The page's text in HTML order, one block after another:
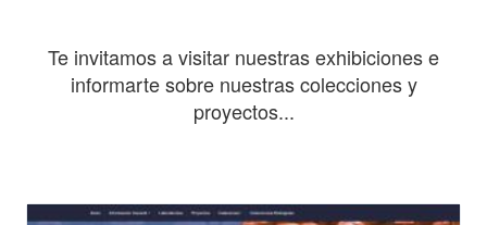
Te invitamos a visitar nuestras exhibiciones e
informarte sobre nuestras colecciones y
proyectos...